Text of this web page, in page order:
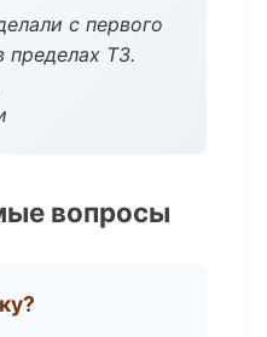
с первого
пределах ТЗ.
вопросы